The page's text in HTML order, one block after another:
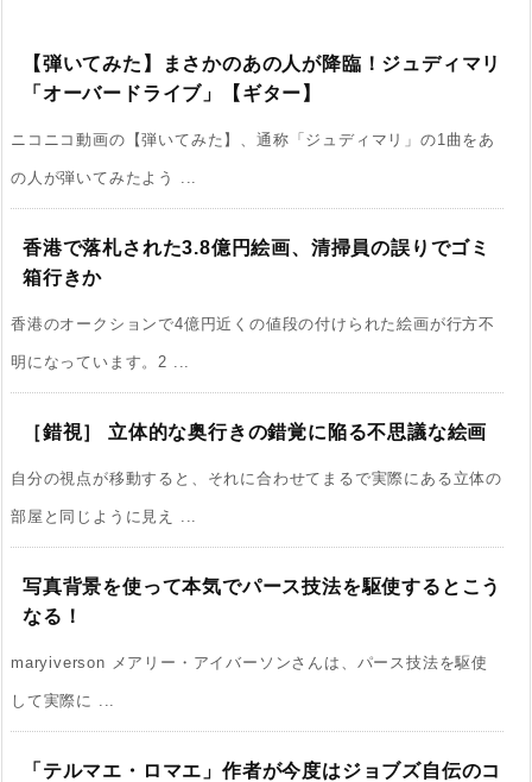
【弾いてみた】まさかのあの人が降臨！ジュディマリ
「オーバードライブ」【ギター】
ニコニコ動画の【弾いてみた】、通称「ジュディマリ」の1曲をあ
の人が弾いてみたよう ...
香港で落札された3.8億円絵画、清掃員の誤りでゴミ
箱行きか
香港のオークションで4億円近くの値段の付けられた絵画が行方不
明になっています。2 ...
［錯視］ 立体的な奥行きの錯覚に陥る不思議な絵画
自分の視点が移動すると、それに合わせてまるで実際にある立体の
部屋と同じように見え ...
写真背景を使って本気でパース技法を駆使するとこう
なる！
maryiverson メアリー・アイバーソンさんは、パース技法を駆使
して実際に ...
「テルマエ・ロマエ」作者が今度はジョブズ自伝のコ